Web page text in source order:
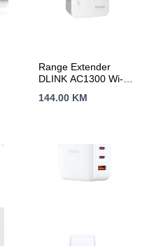
Range Extender
DLINK AC1300 Wi-Fi
144.00 KM